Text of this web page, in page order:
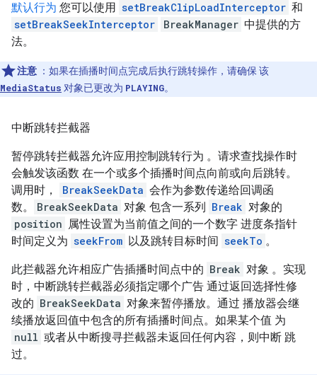
默认行为 您可以使用 setBreakClipLoadInterceptor 和
setBreakSeekInterceptor
BreakManager 中提供的方
法。
注意 ：如果在插播时间点完成后执行跳转操作，请确保 该
MediaStatus 对象已更改为 PLAYING。
中断跳转拦截器
暂停跳转拦截器允许应用控制跳转行为 。请求查找操作时
会触发该函数 在一个或多个插播时间点向前或向后跳转。
调用时，
BreakSeekData 会作为参数传递给回调函
数。
BreakSeekData 对象 包含一系列 Break 对象的
position 属性设置为当前值之间的一个数字 进度条指针
时间定义为 seekFrom 以及跳转目标时间 seekTo 。
此拦截器允许相应广告插播时间点中的 Break 对象 。实现
时，中断跳转拦截器必须指定哪个广告 通过返回选择性修
改的 BreakSeekData 对象来暂停播放。通过 播放器会继
续播放返回值中包含的所有插播时间点。如果某个值 为
null 或者从中断搜寻拦截器未返回任何内容，则中断 跳
过。